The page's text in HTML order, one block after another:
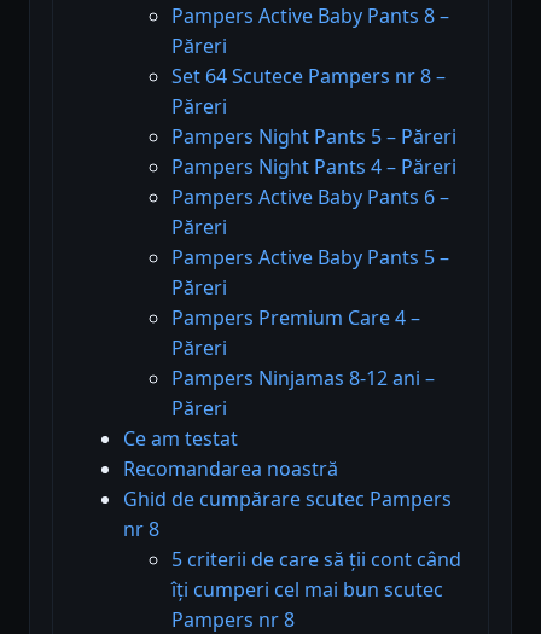
Pampers Active Baby Pants 8 –
Păreri
Set 64 Scutece Pampers nr 8 –
Păreri
Pampers Night Pants 5 – Păreri
Pampers Night Pants 4 – Păreri
Pampers Active Baby Pants 6 –
Păreri
Pampers Active Baby Pants 5 –
Păreri
Pampers Premium Care 4 –
Păreri
Pampers Ninjamas 8-12 ani –
Păreri
Ce am testat
Recomandarea noastră
Ghid de cumpărare scutec Pampers
nr 8
5 criterii de care să ții cont când
îți cumperi cel mai bun scutec
Pampers nr 8